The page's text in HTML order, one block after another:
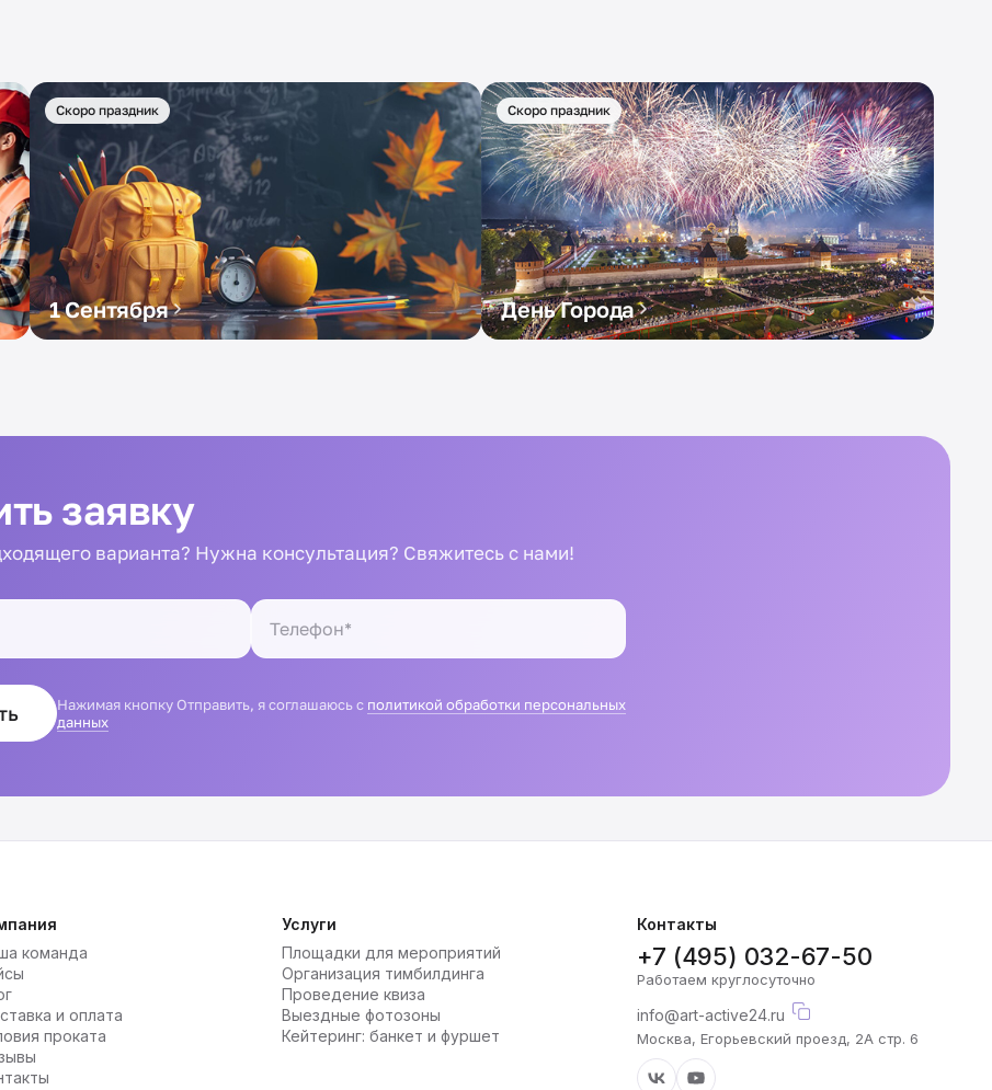
Скоро праздник
1 Сентября
Скоро праздник
День Города
заявку
варианта? Нужна консультация? Свяжитесь с нами!
Нажимая кнопку Отправить, я соглашаюсь с политикой обработки персональных
данных
команда
и оплата
проката
Услуги
Площадки для мероприятий
Организация тимбилдинга
Проведение квиза
Выездные фотозоны
Кейтеринг: банкет и фуршет
Контакты
+7 (495) 032-67-50
Работаем круглосуточно
info@art-active24.ru
Москва, Егорьевский проезд, 2А стр. 6